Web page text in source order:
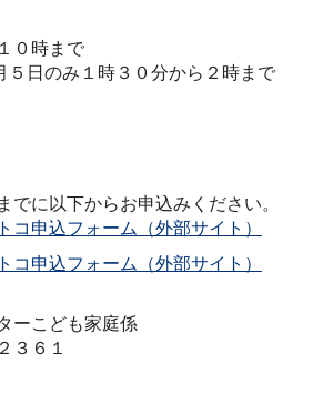
０時まで
のみ１時３０分から２時まで
でに以下からお申込みください。
コ申込フォーム（外部サイト）
コ申込フォーム（外部サイト）
ーこども家庭係
３６１